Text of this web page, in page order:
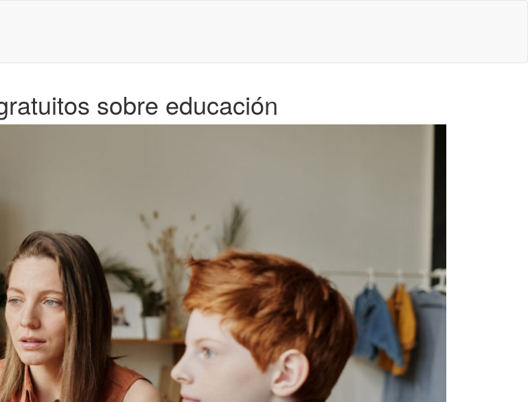
sobre educación